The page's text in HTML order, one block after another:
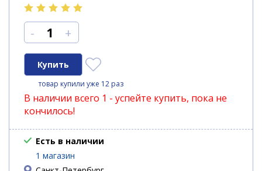
- +
товар купили уже 12 раз
В наличии всего 1 - успейте купить, пока не
кончилось!
Есть в наличии
1 магазин